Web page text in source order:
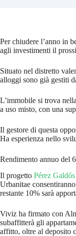
Per chiudere l’anno in
agli investimenti il
Situato nel distretto
alloggi sono già gestiti
L’immobile si trova
a uso misto, con una
Il gestore di questa
Ha esperienza nello
Rendimento annuo del
Il progetto Pérez Galdós
Urbanitae
restante 10% sarà
Viviz ha firmato con
subaffitterà gli
affitto, oltre al deposito